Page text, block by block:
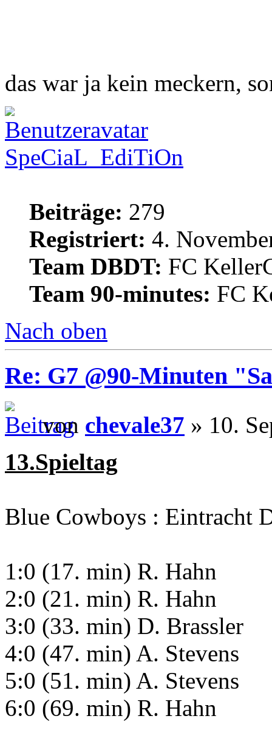
das war ja kein meckern,
SpeCiaL_EdiTiOn
Beiträge: 279
Registriert: 4.
Team DBDT: FC
Team 90-minutes: FC
Nach oben
Re: G7 @90-Minuten
von chevale37 » 10.
13.Spieltag
Blue Cowboys : Eintracht
1:0 (17. min) R. Hahn
2:0 (21. min) R. Hahn
3:0 (33. min) D. Brassler
4:0 (47. min) A. Stevens
5:0 (51. min) A. Stevens
6:0 (69. min) R. Hahn